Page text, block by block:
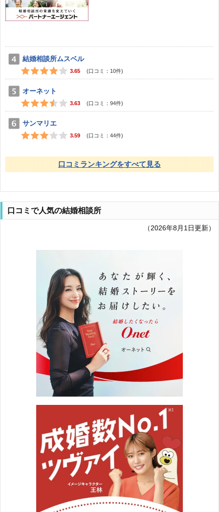
結婚相談所ムスベル
3.65 (口コミ： 10件)
オーネット
3.63 (口コミ： 94件)
サンマリエ
3.59 (口コミ： 44件)
口コミランキングをすべて見る
口コミで人気の結婚相談所
（2026年8月1日更新）